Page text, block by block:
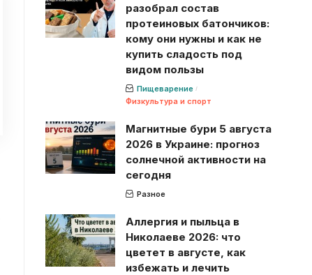
разобрал состав
протеиновых батончиков:
кому они нужны и как не
купить сладость под
видом пользы
Пищеварение
Физкультура и спорт
Магнитные бури 5 августа
2026 в Украине: прогноз
солнечной активности на
сегодня
Разное
Аллергия и пыльца в
Николаеве 2026: что
цветет в августе, как
избежать и лечить